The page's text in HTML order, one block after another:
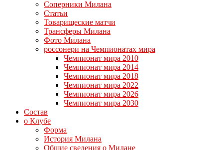
Соперники Милана
Статьи
Товарищеские матчи
Трансферы Милана
Фото Милана
россонери на Чемпионатах мира
Чемпионат мира 2010
Чемпионат мира 2014
Чемпионат мира 2018
Чемпионат мира 2022
Чемпионат мира 2026
Чемпионат мира 2030
Состав
о Клубе
Форма
История Милана
Общие сведения о Милане